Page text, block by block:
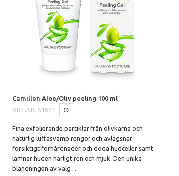
Camillen Aloe/Oliv peeling 100 ml
ART.NR. 51641
Fina exfolierande partiklar från olivkärna och
naturlig luffasvamp rengör och avlägsnar
försiktigt förhårdnader och döda hudceller samt
lämnar huden härligt ren och mjuk. Den unika
blandningen av välg